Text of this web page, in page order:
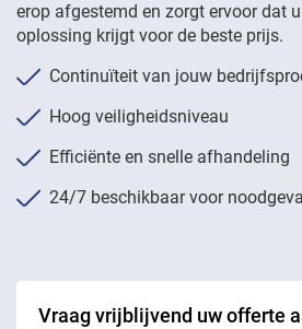
erop afgestemd en zorgt ervoor dat
oplossing krijgt voor de beste prijs.
Continuïteit van jouw
Hoog veiligheidsniveau
Efficiënte en snelle afhandeling
24/7 beschikbaar voor
Vraag vrijblijvend uw offerte